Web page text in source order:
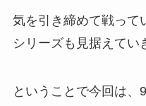
気を引き締めて戦って
シリーズも見据えてい
ということで今回は、